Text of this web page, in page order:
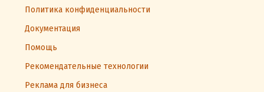
Политика конфиденциальности
Документация
Помощь
Рекомендательные технологии
Реклама для бизнеса